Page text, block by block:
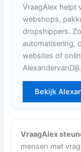
VraagAlex helpt
webshops,
dropshippers.
automatisering,
websites of
Bekijk
VraagAlex
mensen met